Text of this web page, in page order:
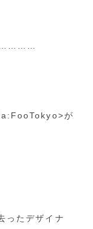
が
たデザイナ